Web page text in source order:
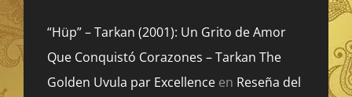
“Hüp” – Tarkan (2001): Un Grito de Amor
Que Conquistó Corazones – Tarkan The
Golden Uvula par Excellence en Reseña del